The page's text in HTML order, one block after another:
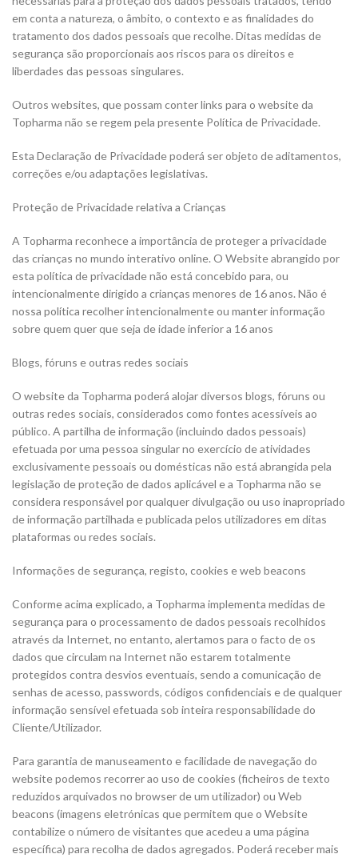
em conta a natureza, o âmbito, o contexto e as finalidades do
tratamento dos dados pessoais que recolhe. Ditas medidas de
segurança são proporcionais aos riscos para os direitos e
liberdades das pessoas singulares.
Outros websites, que possam conter links para o website da
Topharma não se regem pela presente Política de Privacidade.
Esta Declaração de Privacidade poderá ser objeto de aditamentos,
correções e/ou adaptações legislativas.
Proteção de Privacidade relativa a Crianças
A Topharma reconhece a importância de proteger a privacidade
das crianças no mundo interativo online. O Website abrangido por
esta política de privacidade não está concebido para, ou
intencionalmente dirigido a crianças menores de 16 anos. Não é
nossa política recolher intencionalmente ou manter informação
sobre quem quer que seja de idade inferior a 16 anos
Blogs, fóruns e outras redes sociais
O website da Topharma poderá alojar diversos blogs, fóruns ou
outras redes sociais, considerados como fontes acessíveis ao
público. A partilha de informação (incluindo dados pessoais)
efetuada por uma pessoa singular no exercício de atividades
exclusivamente pessoais ou domésticas não está abrangida pela
legislação de proteção de dados aplicável e a Topharma não se
considera responsável por qualquer divulgação ou uso inapropriado
de informação partilhada e publicada pelos utilizadores em ditas
plataformas ou redes sociais.
Informações de segurança, registo, cookies e web beacons
Conforme acima explicado, a Topharma implementa medidas de
segurança para o processamento de dados pessoais recolhidos
através da Internet, no entanto, alertamos para o facto de os
dados que circulam na Internet não estarem totalmente
protegidos contra desvios eventuais, sendo a comunicação de
senhas de acesso, passwords, códigos confidenciais e de qualquer
informação sensível efetuada sob inteira responsabilidade do
Cliente/Utilizador.
Para garantia de manuseamento e facilidade de navegação do
website podemos recorrer ao uso de cookies (ficheiros de texto
reduzidos arquivados no browser de um utilizador) ou Web
beacons (imagens eletrónicas que permitem que o Website
contabilize o número de visitantes que acedeu a uma página
específica) para recolha de dados agregados. Poderá receber mais